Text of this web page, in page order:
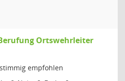
Ortswehrleiter
empfohlen